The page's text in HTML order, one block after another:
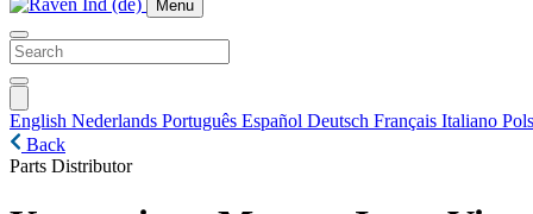
Menu
English Nederlands Português Español Deutsch Français Italiano
Back
Parts Distributor